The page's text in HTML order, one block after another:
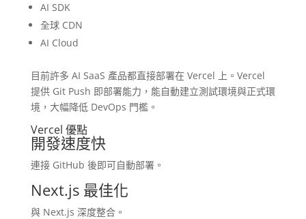
AI SDK
全球 CDN
AI Cloud
目前許多 AI SaaS 產品都直接部署在 Vercel 上。Vercel
提供 Git Push 即部署能力，能自動建立測試環境與正式環
境，大幅降低 DevOps 門檻。
Vercel 優點
開發速度快
連接 GitHub 後即可自動部署。
Next.js 最佳化
與 Next.js 深度整合。